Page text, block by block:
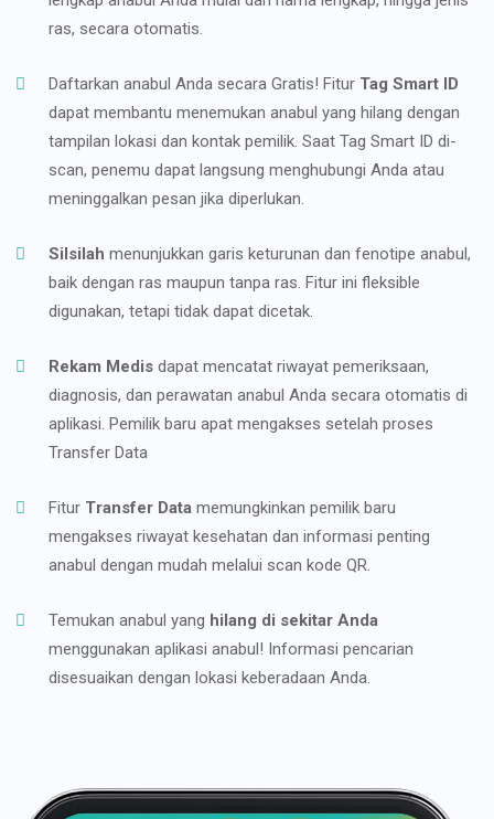
ras, secara otomatis.
Daftarkan anabul Anda secara Gratis! Fitur Tag Smart ID
dapat membantu menemukan anabul yang hilang dengan
tampilan lokasi dan kontak pemilik. Saat Tag Smart ID di-
scan, penemu dapat langsung menghubungi Anda atau
meninggalkan pesan jika diperlukan.
Silsilah menunjukkan garis keturunan dan fenotipe anabul,
baik dengan ras maupun tanpa ras. Fitur ini fleksible
digunakan, tetapi tidak dapat dicetak.
Rekam Medis dapat mencatat riwayat pemeriksaan,
diagnosis, dan perawatan anabul Anda secara otomatis di
aplikasi. Pemilik baru apat mengakses setelah proses
Transfer Data
Fitur Transfer Data memungkinkan pemilik baru
mengakses riwayat kesehatan dan informasi penting
anabul dengan mudah melalui scan kode QR.
Temukan anabul yang hilang di sekitar Anda
menggunakan aplikasi anabul! Informasi pencarian
disesuaikan dengan lokasi keberadaan Anda.